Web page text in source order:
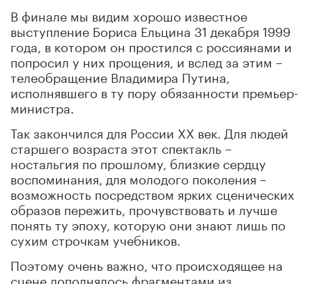
В финале мы видим хорошо известное
выступление Бориса Ельцина 31 декабря 1999
года, в котором он простился с россиянами и
попросил у них прощения, и вслед за этим –
телеобращение Владимира Путина,
исполнявшего в ту пору обязанности премьер-
министра.
Так закончился для России ХХ век. Для людей
старшего возраста этот спектакль –
ностальгия по прошлому, близкие сердцу
воспоминания, для молодого поколения –
возможность посредством ярких сценических
образов пережить, прочувствовать и лучше
понять ту эпоху, которую они знают лишь по
сухим строчкам учебников.
Поэтому очень важно, что происходящее на
сцене дополнялось фрагментами из